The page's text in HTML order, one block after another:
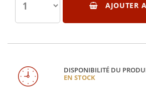
DISPONIBILITÉ DU
EN STOCK
AJOUTER